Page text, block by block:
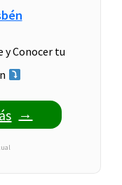
y Conocer tu